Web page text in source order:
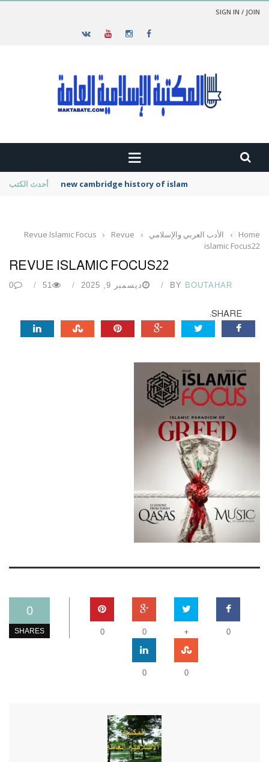
SIGN IN / JOIN
أحدث الكتب new cambridge history of islam
Home
› الأدب العربي والإسلامي ›
Revue Islamic Focus ›
Revue
islamic Focus22
REVUE ISLAMIC FOCUS22
BY BOUTAHAR ديسمبر 9, 2025 51
0
SHARE:
0
SHARES 0
+
0
0
0
0